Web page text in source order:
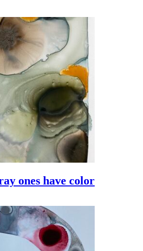
ones have color